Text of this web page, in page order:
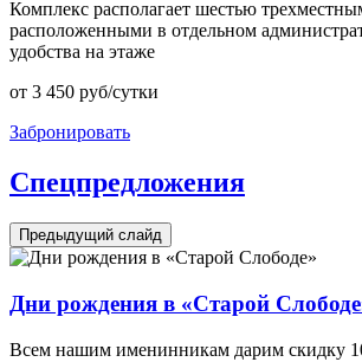
Комплекс располагает шестью
расположенными в отдельном
удобства на этаже
от 3 450 руб/сутки
Забронировать
Спецпредложения
Предыдущий слайд
Дни рождения в «Старой
Всем нашим именинникам дарим скидку